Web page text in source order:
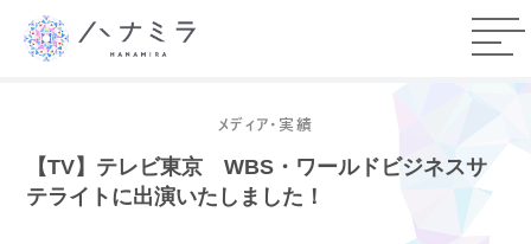
メディア・実績
【TV】テレビ東京 WBS・ワールドビジネスサ
テライトに出演いたしました！